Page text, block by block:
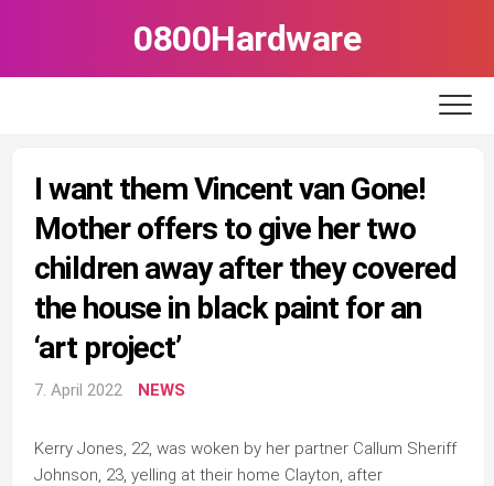
0800Hardware
I want them Vincent van Gone!
Mother offers to give her two
children away after they covered
the house in black paint for an
‘art project’
7. April 2022 NEWS
Kerry Jones, 22, was woken by her partner Callum Sheriff
Johnson, 23, yelling at their home Clayton, after